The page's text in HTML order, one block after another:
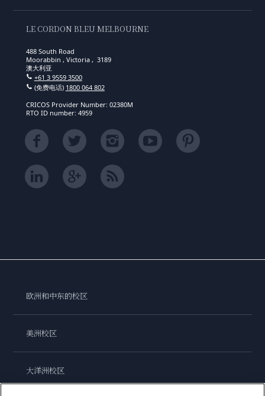
LE CORDON BLEU MELBOURNE
488 South Road
Moorabbin , Victoria , 3189
澳大利亚
+61 3 9559 3500
(免费电话) 1800 064 802
CRICOS Provider Number: 02380M
RTO ID number: 4959
欧洲和中东的校区
美洲校区
大洋洲校区